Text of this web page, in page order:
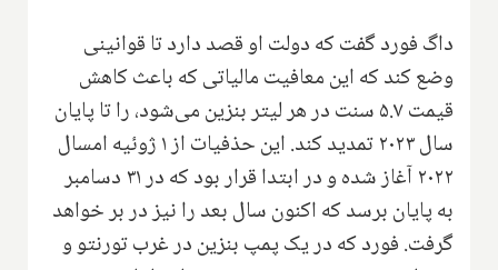
داگ فورد گفت که دولت او قصد دارد تا قوانینی
وضع کند که این معافیت مالیاتی که باعث کاهش
قیمت ۵.۷ سنت در هر لیتر بنزین می‌شود، را تا پایان
سال ۲۰۲۳ تمدید کند. این حذفیات از ۱ ژوئیه امسال
۲۰۲۲ آغاز شده و در ابتدا قرار بود که در ۳۱ دسامبر
به پایان برسد که اکنون سال بعد را نیز در بر خواهد
گرفت. فورد که در یک پمپ بنزین در غرب تورنتو و